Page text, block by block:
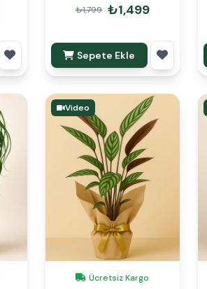
₺1,799 ₺1,499
Sepete Ekle
Video
Ücretsiz Kargo